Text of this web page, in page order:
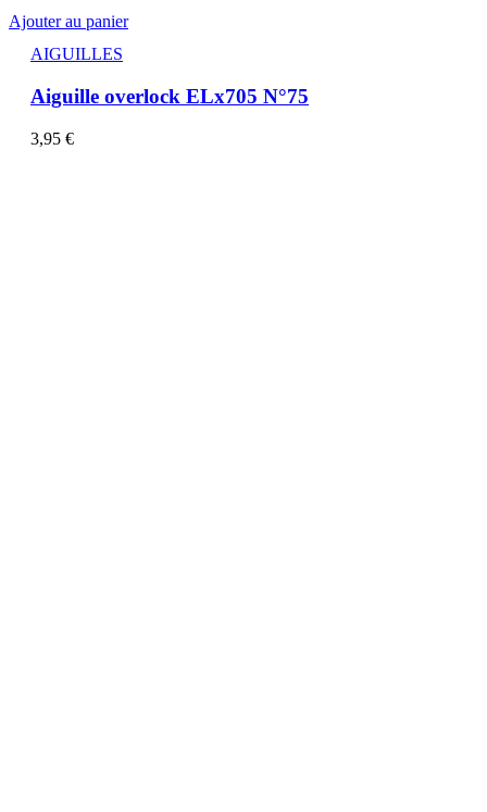
Ajouter au panier
AIGUILLES
Aiguille overlock ELx705 N°75
3,95 €